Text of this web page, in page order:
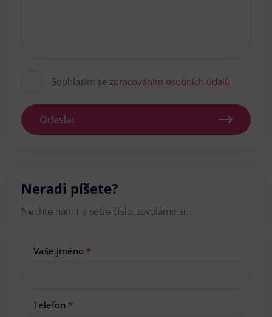
Souhlasím se zpracováním osobních údajů
Odeslat
Neradi píšete?
Nechte nám na sebe číslo, zavoláme si.
Vaše jméno *
Telefon *